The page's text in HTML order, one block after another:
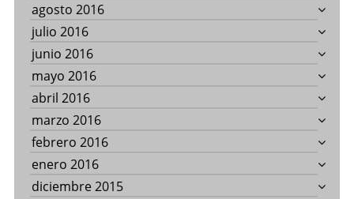
agosto 2016
julio 2016
junio 2016
mayo 2016
abril 2016
marzo 2016
febrero 2016
enero 2016
diciembre 2015